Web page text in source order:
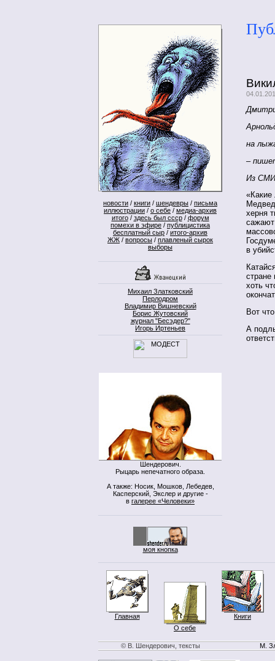
новости / книги / шендевры / письма
иллюстрации / о себе / медиа-архив
итого/ здесь был ссср/ форум
помехи в эфире / публицистика
бесплатный сыр / итого-архив
ЖЖ / вопросы / плавленый сырок
выборы
Михаил Златковский
Перлодром
Владимир Вишневский
Борис Жутовский
журнал "Бесэдер?"
Игорь Иртеньев
Шендерович.
Рыцарь непечатного образа.
А также: Носик, Мошков, Лебедев,
Касперский, Экслер и другие -
в галерее «Человеки»
моя кнопка
на
–
Из СМИ
«Какие
херня
в
стране
хоть
Вот
А
Главная
О себе
Книги
© В. Шендерович, тексты М.